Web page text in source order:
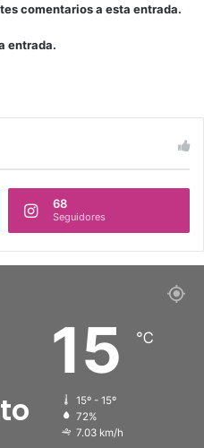
comentarios a esta entrada.
entrada.
68
Seguidores
15 ℃
15º - 15º
72%
7.03 km/h